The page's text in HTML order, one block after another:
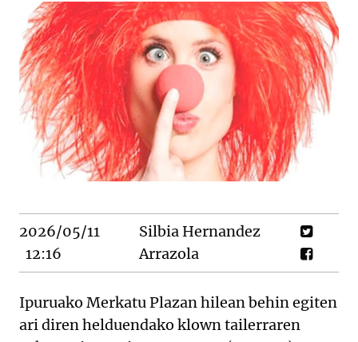
2026/05/11
12:16
Silbia Hernandez
Arrazola
Ipuruako Merkatu Plazan hilean behin egiten
ari diren helduendako klown tailerraren